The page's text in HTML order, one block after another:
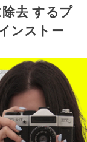
去 するプ
ンストー